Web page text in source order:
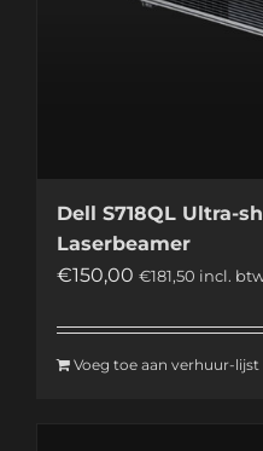
Dell S718QL Ultra-
Laserbeamer
€150,00 €181,50 incl.
Voeg toe aan verhuur-lijst